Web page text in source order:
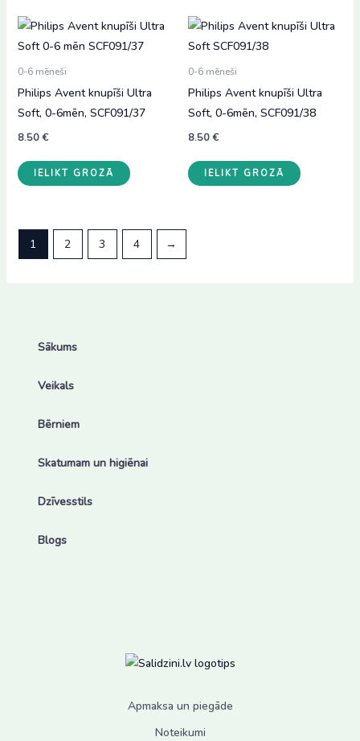
0-6 mēneši
Philips Avent knupīši Ultra
Soft, 0-6mēn, SCF091/37
8.50€
IELIKT GROZĀ
0-6 mēneši
Philips Avent knupīši Ultra
Soft, 0-6mēn, SCF091/38
8.50€
IELIKT GROZĀ
1 2 3 4 →
Sākums
Veikals
Bērniem
Skatumam un higiēnai
Dzīvesstils
Blogs
Apmaksa un piegāde
Noteikumi